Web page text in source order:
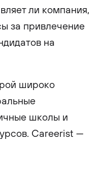
ли компания,
за привлечение
на
широко
школы и
Careerist —